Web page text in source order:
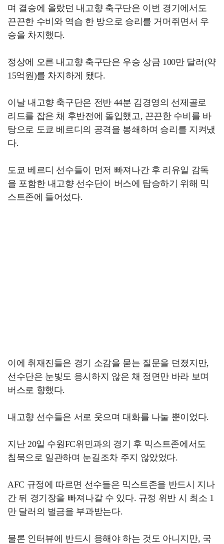
며 결승에 올랐던 내고향 축구단은 이번 경기에서도
끈끈한 수비와 역습 한 방으로 승리를 거머쥐면서 우
승을 차지했다.
정상에 오른 내고향 축구단은 우승 상금 100만 달러(약
15억원)를 차지하게 됐다.
이날 내고향 축구단은 전반 44분 김경영의 선제골로
리드를 잡은 채 후반전에 돌입했고, 끈끈한 수비를 바
탕으로 도쿄 베르디의 공격을 봉쇄하며 승리를 지켜냈
다.
도쿄 베르디 선수들이 먼저 빠져나간 후 리유일 감독
을 포함한 내고향 선수단이 버스에 탑승하기 위해 믹
스트존에 들어섰다.
이에 취재진들은 경기 소감을 묻는 질문을 던졌지만,
선수단은 눈빛도 응시하지 않은 채 정면만 바라 보며
버스로 향했다.
내고향 선수들은 서로 웃으며 대화를 나눌 뿐이었다.
지난 20일 수원FC위민과의 경기 후 믹스트존에서도
침묵으로 일관하며 눈길조차 주지 않았었다.
AFC 규정에 따르면 선수들은 믹스트존을 반드시 지나
간 뒤 경기장을 빠져나갈 수 있다. 규정 위반 시 최소 1
만 달러의 벌금을 부과받는다.
물론 인터뷰에 반드시 응해야 하는 것도 아니지만, 국